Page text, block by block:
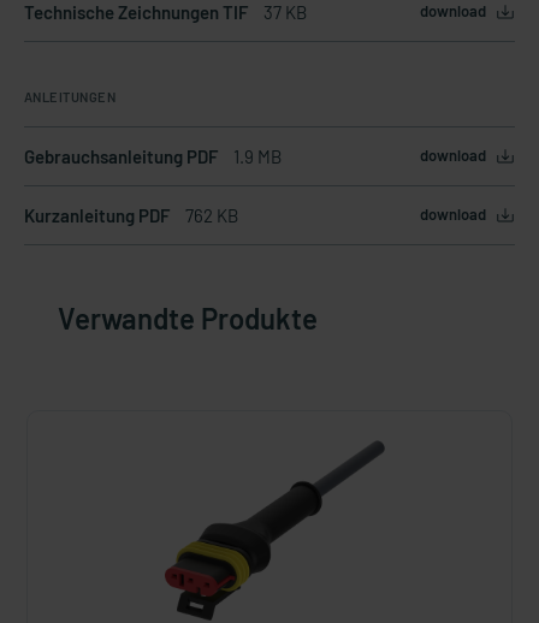
Technische Zeichnungen TIF 37 KB download
ANLEITUNGEN
Gebrauchsanleitung PDF 1.9 MB download
Kurzanleitung PDF 762 KB download
Verwandte Produkte